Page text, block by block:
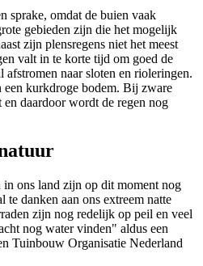
sprake, omdat de buien vaak
gebieden zijn die het mogelijk
zijn plensregens niet het meest
valt in te korte tijd om goed de
afstromen naar sloten en rioleringen.
een kurkdroge bodem. Bij zware
daardoor wordt de regen nog
in ons land zijn op dit moment nog
danken aan ons extreem natte
zijn nog redelijk op peil en veel
nog water vinden" aldus een
Tuinbouw Organisatie Nederland